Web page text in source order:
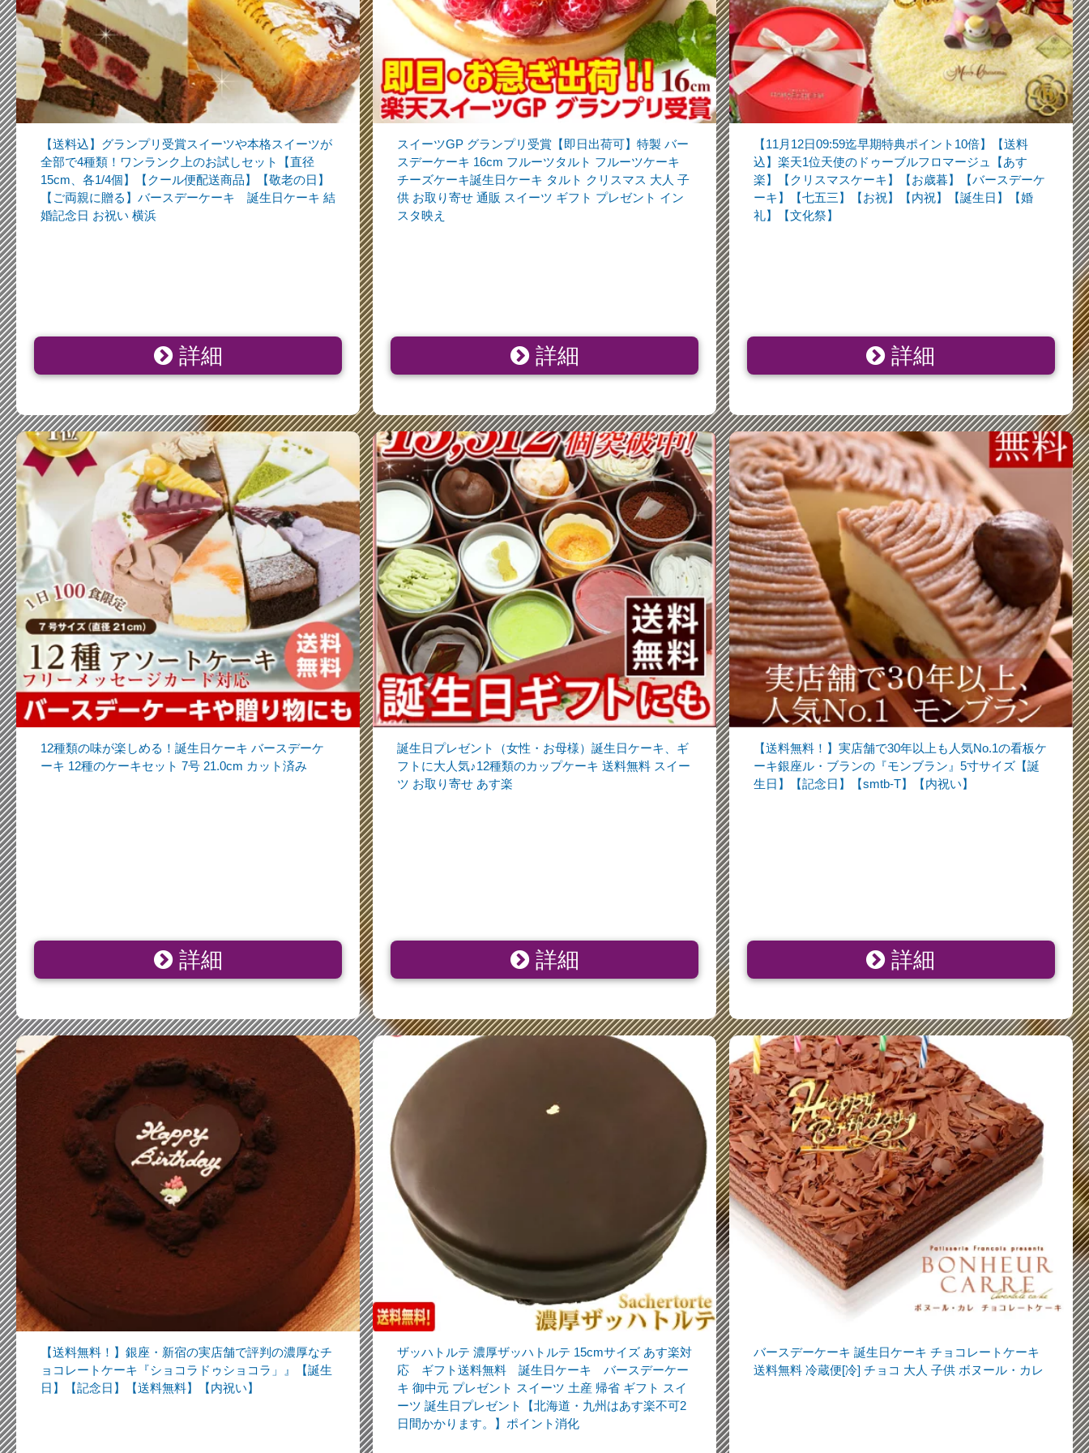
【送料込】グランプリ受賞スイーツや本格スイーツが
全部で4種類！ワンランク上のお試しセット【直径
15cm、各1/4個】【クール便配送商品】【敬老の日】
【ご両親に贈る】バースデーケーキ 誕生日ケーキ 結
婚記念日 お祝い 横浜
詳細
スイーツGP グランプリ受賞【即日出荷可】特製 バー
スデーケーキ 16cm フルーツタルト フルーツケーキ
チーズケーキ誕生日ケーキ タルト クリスマス 大人 子
供 お取り寄せ 通販 スイーツ ギフト プレゼント イン
スタ映え
詳細
【11月12日09:59迄早期特典ポイント10倍】【送料
込】楽天1位天使のドゥーブルフロマージュ【あす
楽】【クリスマスケーキ】【お歳暮】【バースデーケ
ーキ】【七五三】【お祝】【内祝】【誕生日】【婚
礼】【文化祭】
詳細
12種類の味が楽しめる！誕生日ケーキ バースデーケ
ーキ 12種のケーキセット 7号 21.0cm カット済み
詳細
誕生日プレゼント（女性・お母様）誕生日ケーキ、ギ
フトに大人気♪12種類のカップケーキ 送料無料 スイー
ツ お取り寄せ あす楽
詳細
【送料無料！】実店舗で30年以上も人気No.1の看板ケ
ーキ銀座ル・ブランの『モンブラン』5寸サイズ【誕
生日】【記念日】【smtb-T】【内祝い】
詳細
【送料無料！】銀座・新宿の実店舗で評判の濃厚なチ
ョコレートケーキ『ショコラドゥショコラ」』【誕生
日】【記念日】【送料無料】【内祝い】
ザッハトルテ 濃厚ザッハトルテ 15cmサイズ あす楽対
応 ギフト送料無料 誕生日ケーキ バースデーケー
キ 御中元 プレゼント スイーツ 土産 帰省 ギフト スイ
ーツ 誕生日プレゼント【北海道・九州はあす楽不可2
日間かかります。】ポイント消化
バースデーケーキ 誕生日ケーキ チョコレートケーキ
送料無料 冷蔵便[冷] チョコ 大人 子供 ボヌール・カレ